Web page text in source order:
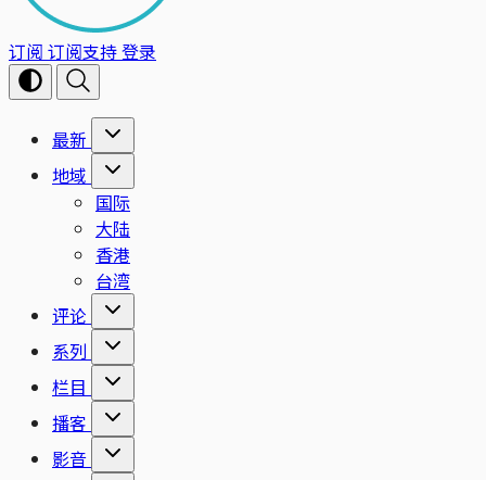
订阅 订阅支持登录
最新
地域
国际
大陆
香港
台湾
评论
系列
栏目
播客
影音